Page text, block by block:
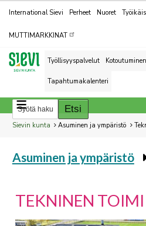
Kohderyhmät
International Sievi Perheet Nuoret
MUTTIMARKKINAT
Työllisyyspalvelut
Tapahtumakalenteri
Breadcrumbs
You
here:
Sievin kunta Asuminen ja ympäristö
You
Asuminen ja ympäristö
TEKNINEN TOIMI